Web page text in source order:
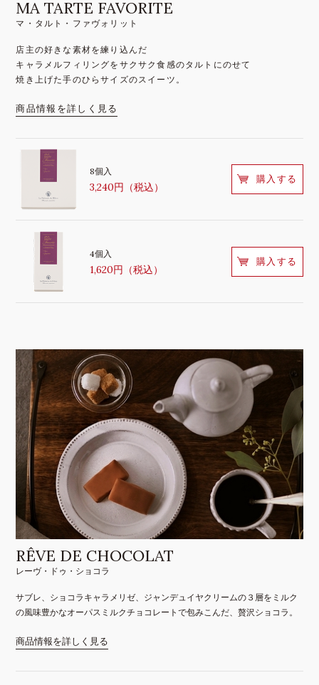
MA TARTE FAVORITE
マ・タルト・ファヴォリット
店主の好きな素材を練り込んだ
キャラメルフィリングをサクサク食感のタルトにのせて
焼き上げた手のひらサイズのスイーツ。
商品情報を詳しく見る
8個入
3,240円（税込）
購入する
4個入
1,620円（税込）
購入する
RÊVE DE CHOCOLAT
レーヴ・ドゥ・ショコラ
サブレ、ショコラキャラメリゼ、ジャンデュイヤクリームの３層をミルク
の風味豊かなオーパスミルクチョコレートで包みこんだ、贅沢ショコラ。
商品情報を詳しく見る